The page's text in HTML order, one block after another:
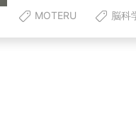
MOTERU 脳科